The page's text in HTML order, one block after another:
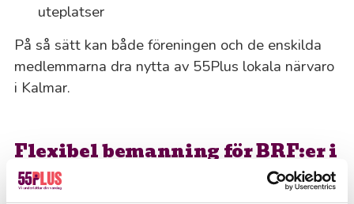
uteplatser
På så sätt kan både föreningen och de enskilda
medlemmarna dra nytta av 55Plus lokala närvaro
i Kalmar.
Flexibel bemanning för BRF:er i
Kalmar